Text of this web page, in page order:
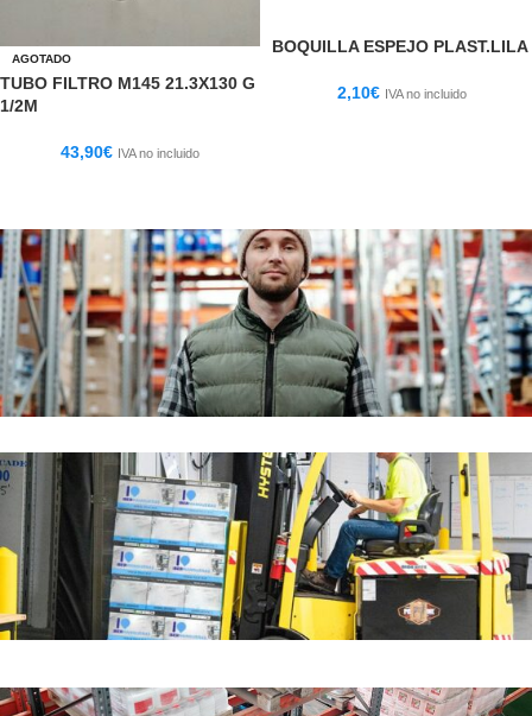
AGOTADO
TUBO FILTRO M145 21.3X130 G
1/2M
43,90€ IVA no incluido
BOQUILLA ESPEJO PLAST.LILA
2,10€ IVA no incluido
EL MEJOR SERVICIO
ENTREGA PUERTA A PUERTA